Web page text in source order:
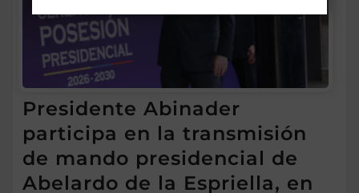
Presidente Abinader
participa en la transmisión
de mando presidencial de
Abelardo de la Espriella, en